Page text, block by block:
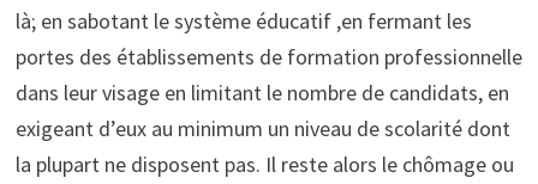
là; en sabotant le système éducatif ,en fermant les
portes des établissements de formation professionnelle
dans leur visage en limitant le nombre de candidats, en
exigeant d’eux au minimum un niveau de scolarité dont
la plupart ne disposent pas. Il reste alors le chômage ou